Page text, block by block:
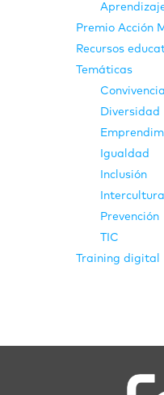
Premio Acción
Recursos
Temáticas
Convivencia
Diversidad
Igualdad
Inclusión
Prevención
TIC
Training digital